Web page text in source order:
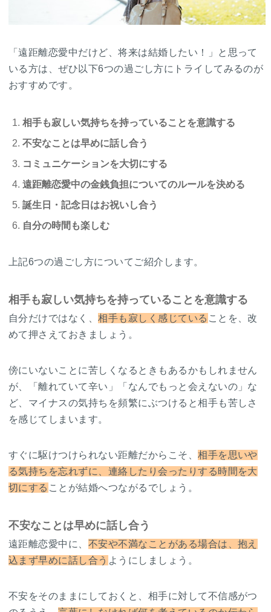
「遠距離恋愛中だけど、将来は結婚したい！」と思って
いる方は、ぜひ以下6つの過ごし方にトライしてみるのが
おすすめです。
相手も寂しい気持ちを持っていることを意識する
不安なことは早めに話し合う
コミュニケーションを大切にする
遠距離恋愛中の金銭負担についてのルールを決める
誕生日・記念日はお祝いし合う
自分の時間も楽しむ
上記6つの過ごし方についてご紹介します。
相手も寂しい気持ちを持っていることを意識する
自分だけではなく、相手も寂しく感じている ことを、改
めて押さえておきましょう。
傍にいないことに苦しくなるときもあるかもしれません
が、「離れていて辛い」「なんでもっと会えないの」な
ど、マイナスの気持ちを頻繁にぶつけると相手も苦しさ
を感じてしまいます。
すぐに駆けつけられない距離だからこそ、相手を思いや
る気持ちを忘れずに、連絡したり会ったりする時間を大
切にする ことが結婚へつながるでしょう。
不安なことは早めに話し合う
遠距離恋愛中に、 不安や不満なことがある場合は、抱え
込まず早めに話し合う ようにしましょう。
不安をそのままにしておくと、相手に対して不信感がつ